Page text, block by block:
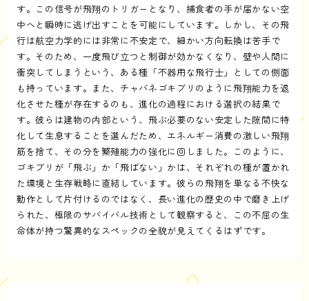
す。この信号が飛翔のトリガーとなり、捕食者の手が届かない空
中へと瞬時に逃げ出すことを可能にしています。しかし、その飛
行は航空力学的には非常に不安定で、細かい方向転換は苦手で
す。そのため、一度飛び立つと制御が効かなくなり、壁や人間に
衝突してしまうという、ある種「不器用な飛行士」としての側面
も持っています。また、チャバネゴキブリのように飛翔能力を退
化させた種が存在するのも、進化の過程における選択の結果で
す。彼らは建物の内部という、飛ぶ必要のない安定した隙間に特
化して生息することを選んだため、エネルギー消費の激しい飛翔
筋を捨て、その分を繁殖能力の強化に回しました。このように、
ゴキブリが「飛ぶ」か「飛ばない」かは、それぞれの種が置かれ
た環境と生存戦略に直結しています。彼らの飛翔を単なる不快な
動作として片付けるのではなく、長い進化の歴史の中で磨き上げ
られた、極限のサバイバル技術として観察すると、この不屈の生
命体が持つ驚異的なスペックの全貌が見えてくるはずです。